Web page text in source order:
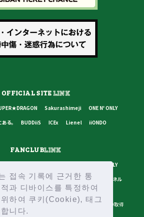
접속 기록에 근거한 통
과 디바이스를 특정하여
하여 쿠키(Cookie), 태그
니다.
OFFICIAL SITELINK
Sakurashimeji
ONE N' ONLY
る。
BUDDiiS ICEx Lienel iiONDO
FANCLUBLINK
ONE N' ONLY
BUDDiiS ICEx Lienel スターダストチャンネル
ご利用規約 推奨環境 ヘルプ・お問い合わせ
ID取得